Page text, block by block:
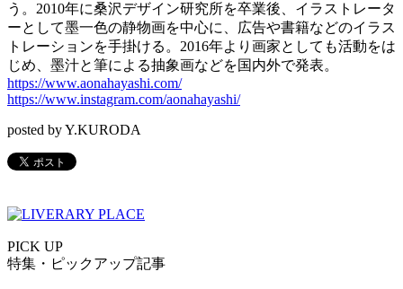
う。2010年に桑沢デザイン研究所を卒業後、イラストレータ
ーとして墨一色の静物画を中心に、広告や書籍などのイラス
トレーションを手掛ける。2016年より画家としても活動をは
じめ、墨汁と筆による抽象画などを国内外で発表。
https://www.aonahayashi.com/
https://www.instagram.com/aonahayashi/
posted by Y.KURODA
PICK UP
特集・ピックアップ記事